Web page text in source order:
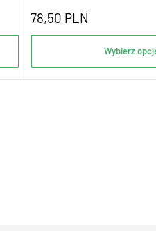
78,50 PLN
Wybierz